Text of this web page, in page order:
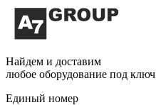
Найдем и доставим
любое оборудование под ключ
Единый номер